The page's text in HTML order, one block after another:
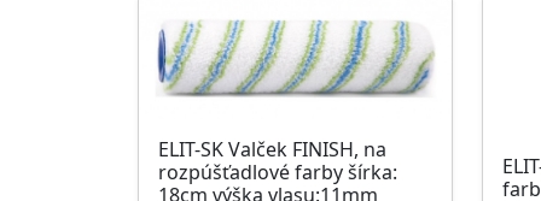
ELIT-SK Valček FINISH, na
rozpúšťadlové farby šírka:
18cm výška vlasu:11mm